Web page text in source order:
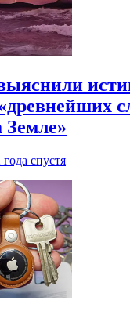
года спустя